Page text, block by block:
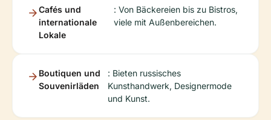
Cafés und
internationale
Lokale
: Von Bäckereien bis zu Bistros,
viele mit Außenbereichen.
Boutiquen und
Souvenirläden
: Bieten russisches
Kunsthandwerk, Designermode
und Kunst.